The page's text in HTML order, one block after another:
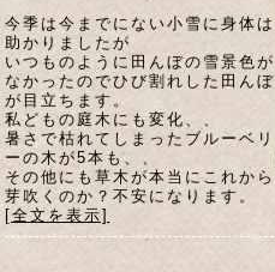
今季は今までにない小雪に身体は
助かりましたが
いつものように田んぼの雪景色が
なかったのでひび割れした田んぼ
が目立ちます。
私どもの庭木にも変化、、
暑さで枯れてしまったブルーベリ
ーの木が5本も、、
その他にも草木が本当にこれから
芽吹くのか？不安になります。
[全文を表示]